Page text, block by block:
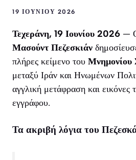
19 ΙΟΥΝΊΟΥ 2026
Τεχεράνη, 19 Ιουνίου 2026 —
Μασούντ Πεζεσκιάν
πλήρες κείμενο του Μνημονίου
μεταξύ Ιράν και Ηνωμένων
αγγλική μετάφραση και εικόνες
εγγράφου.
Τα ακριβή λόγια του